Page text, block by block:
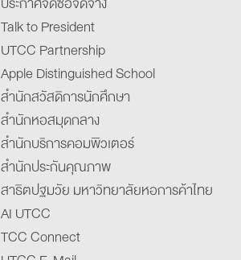
Talk to President
UTCC Partnership
Apple Distinguished School
สำนักสวัสดิการนักศึกษา
สำนักหอสมุดกลาง
สำนักบริการคอมพิวเตอร์
สำนักประกันคุณภาพ
สาธิตปฐมวัย มหาวิทยาลัยหอการค้าไทย
AI UTCC
TCC Connect